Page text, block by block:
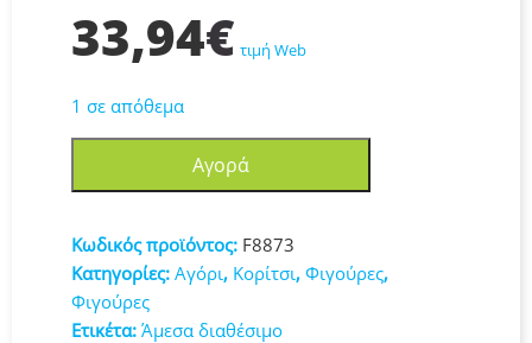
33,94€ τιμή Web
1 σε απόθεμα
Muddy
Puddles
Party
Peppa
Αγορά
Κωδικός προϊόντος: F8873
Κατηγορίες: Αγόρι, Κορίτσι, Φιγούρες,
Φιγούρες
Ετικέτα: Άμεσα διαθέσιμο